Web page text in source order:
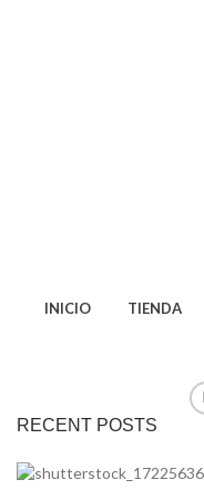
INICIO TIENDA
RECENT POSTS